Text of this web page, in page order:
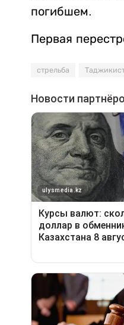
погибшем.
Первая
стрельба